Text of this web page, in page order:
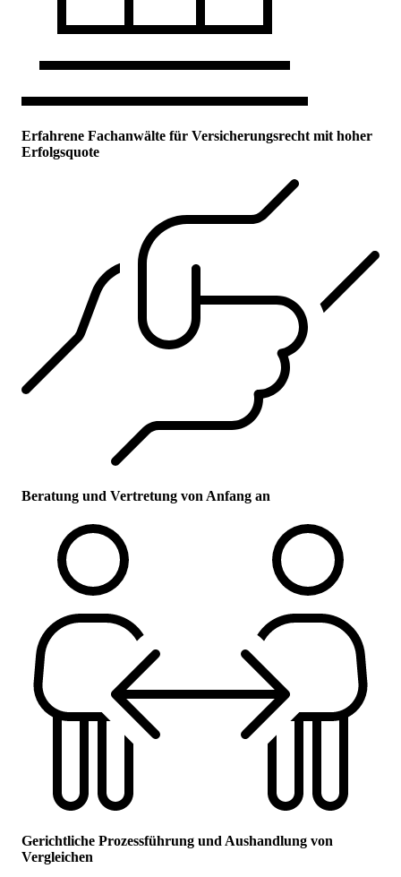
Erfahrene Fachanwälte für Versicherungsrecht mit hoher
Erfolgsquote
Beratung und Vertretung von Anfang an
Gerichtliche Prozessführung und Aushandlung von
Vergleichen